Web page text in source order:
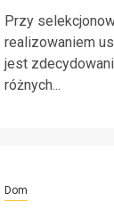
Przy
realizowaniem
jest
różnych...
Dom